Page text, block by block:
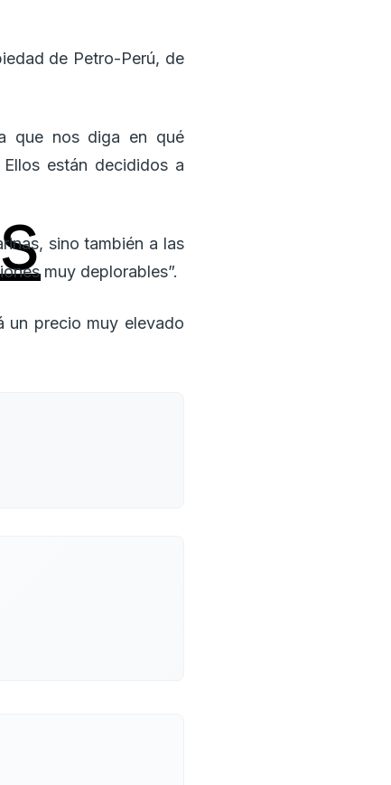
de Petro-Perú, de
que nos diga en qué
están decididos a
sino también a las
muy deplorables”.
un precio muy elevado